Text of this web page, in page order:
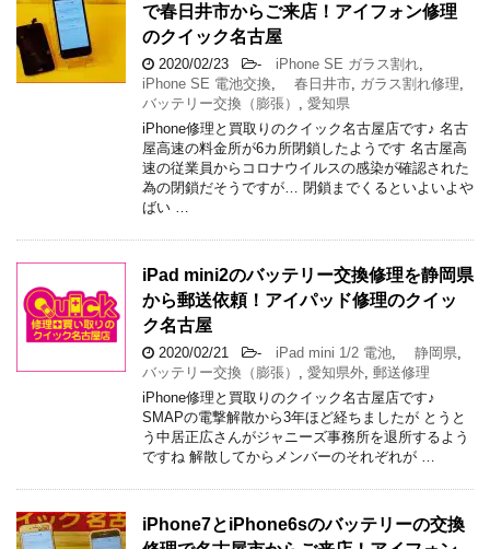
で春日井市からご来店！アイフォン修理
のクイック名古屋
2020/02/23 - iPhone SE ガラス割れ
iPhone SE 電池交換
春日井市 ガラス割れ修理
バッテリー交換（膨張）
愛知県
iPhone修理と買取りのクイック名古屋店です♪ 名古
屋高速の料金所が6カ所閉鎖したようです 名古屋高
速の従業員からコロナウイルスの感染が確認された
為の閉鎖だそうですが… 閉鎖までくるといよいよや
ばい …
iPad mini2のバッテリー交換修理を静岡県
から郵送依頼！アイパッド修理のクイッ
ク名古屋
2020/02/21 - iPad mini 1/2 電池 静岡県
バッテリー交換（膨張）
愛知県外 郵送修理
iPhone修理と買取りのクイック名古屋店です♪
SMAPの電撃解散から3年ほど経ちましたが とうと
う中居正広さんがジャニーズ事務所を退所するよう
ですね 解散してからメンバーのそれぞれが …
iPhone7とiPhone6sのバッテリーの交換